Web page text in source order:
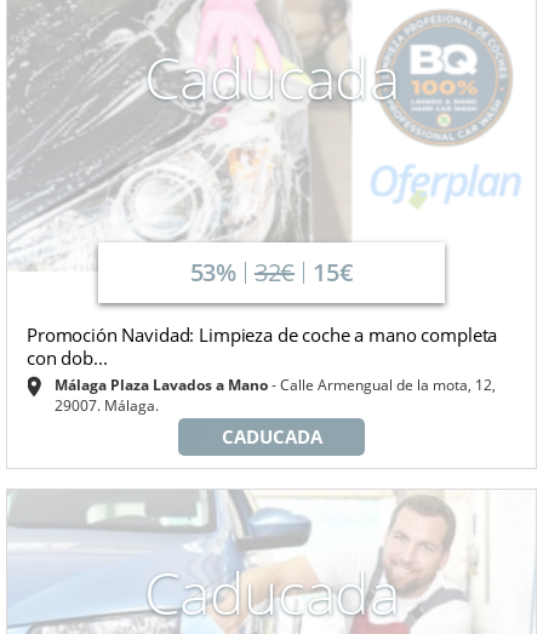
Caducada
53% 32€ 15€
Promoción Navidad: Limpieza de coche a mano completa
con dob...
Málaga Plaza Lavados a Mano Calle Armengual de la mota, 12,
29007. Málaga.
CADUCADA
Caducada